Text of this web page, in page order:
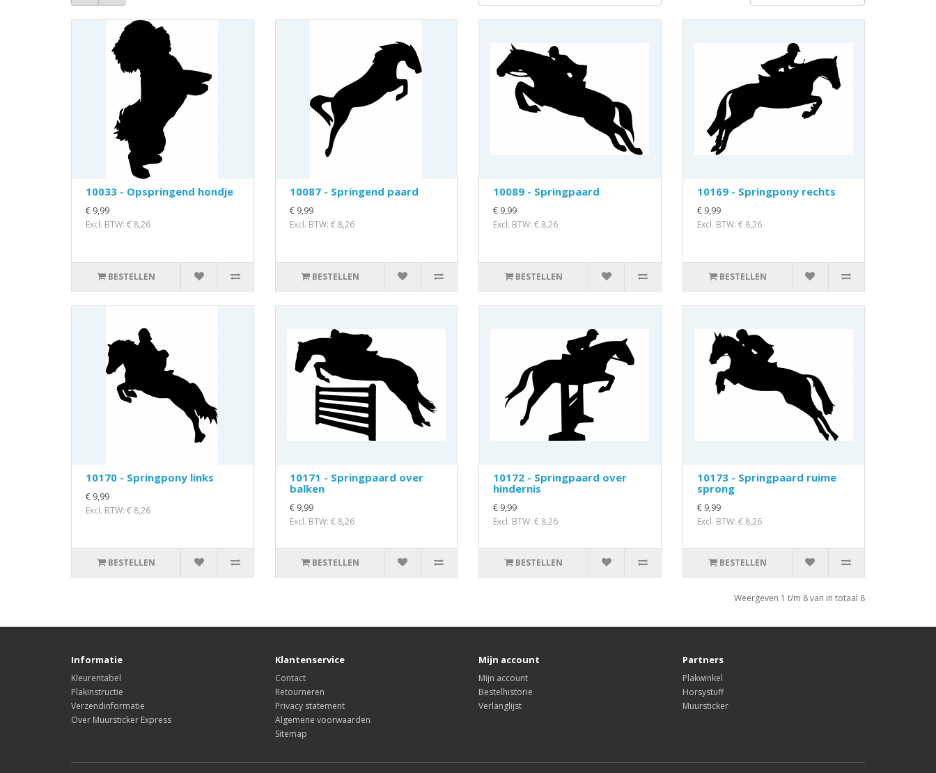
10033 - Opspringend hondje
€ 9,99
Excl. BTW: € 8,26
BESTELLEN
10087 - Springend paard
€ 9,99
Excl. BTW: € 8,26
BESTELLEN
10089 - Springpaard
€ 9,99
Excl. BTW: € 8,26
BESTELLEN
10169 - Springpony rechts
€ 9,99
Excl. BTW: € 8,26
BESTELLEN
10170 - Springpony links
€ 9,99
Excl. BTW: € 8,26
BESTELLEN
10171 - Springpaard over
balken
€ 9,99
Excl. BTW: € 8,26
BESTELLEN
10172 - Springpaard over
hindernis
€ 9,99
Excl. BTW: € 8,26
BESTELLEN
10173 - Springpaard ruime
sprong
€ 9,99
Excl. BTW: € 8,26
BESTELLEN
Weergeven 1 t/m 8 van in totaal 8
Informatie
Kleurentabel
Plakinstructie
Verzendinformatie
Over Muursticker Express
Klantenservice
Contact
Retourneren
Privacy statement
Algemene voorwaarden
Sitemap
Mijn account
Mijn account
Bestelhistorie
Verlanglijst
Partners
Plakwinkel
Horsystuff
Muursticker